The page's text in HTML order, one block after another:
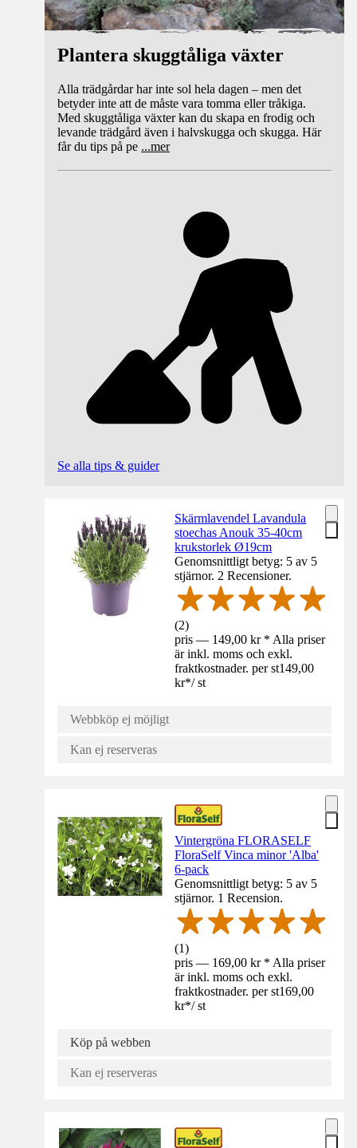
Plantera skuggtåliga växter
Alla trädgårdar har inte sol hela dagen – men det
betyder inte att de måste vara tomma eller tråkiga.
Med skuggtåliga växter kan du skapa en frodig och
levande trädgård även i halvskugga och skugga. Här
får du tips på pe ...mer
Se alla tips & guider
Skärmlavendel Lavandula
stoechas Anouk 35-40cm
krukstorlek Ø19cm
Genomsnittligt betyg: 5 av 5
stjärnor. 2 Recensioner.
(2)
pris — 149,00 kr * Alla priser
är inkl. moms och exkl.
fraktkostnader. per st149,00
kr*/ st
Webbköp ej möjligt
Kan ej reserveras
Vintergröna FLORASELF
FloraSelf Vinca minor 'Alba'
6-pack
Genomsnittligt betyg: 5 av 5
stjärnor. 1 Recension.
(1)
pris — 169,00 kr * Alla priser
är inkl. moms och exkl.
fraktkostnader. per st169,00
kr*/ st
Köp på webben
Kan ej reserveras